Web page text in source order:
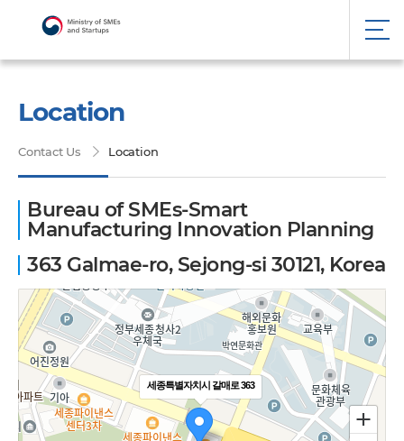
Location
Contact Us Location
Bureau of SMEs-Smart
Manufacturing Innovation Planning
363 Galmae-ro, Sejong-si 30121, Korea
세종특별자치시 갈매로 363